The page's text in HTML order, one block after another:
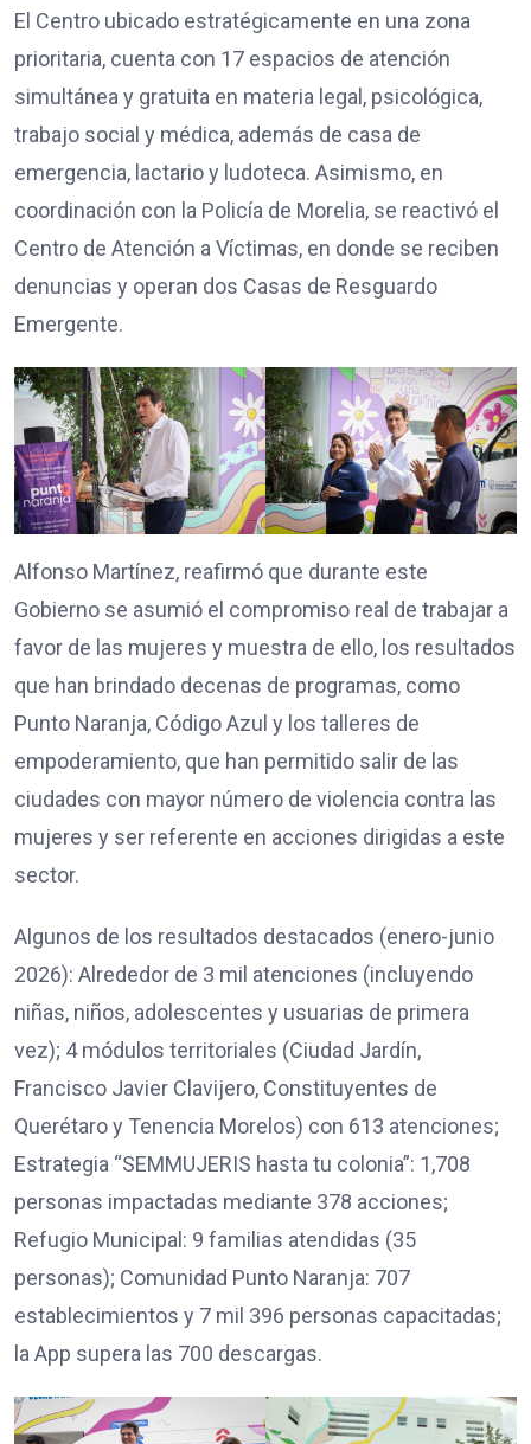
El Centro ubicado estratégicamente en una zona
prioritaria, cuenta con 17 espacios de atención
simultánea y gratuita en materia legal, psicológica,
trabajo social y médica, además de casa de
emergencia, lactario y ludoteca. Asimismo, en
coordinación con la Policía de Morelia, se reactivó el
Centro de Atención a Víctimas, en donde se reciben
denuncias y operan dos Casas de Resguardo
Emergente.
Alfonso Martínez, reafirmó que durante este
Gobierno se asumió el compromiso real de trabajar a
favor de las mujeres y muestra de ello, los resultados
que han brindado decenas de programas, como
Punto Naranja, Código Azul y los talleres de
empoderamiento, que han permitido salir de las
ciudades con mayor número de violencia contra las
mujeres y ser referente en acciones dirigidas a este
sector.
Algunos de los resultados destacados (enero-junio
2026): Alrededor de 3 mil atenciones (incluyendo
niñas, niños, adolescentes y usuarias de primera
vez); 4 módulos territoriales (Ciudad Jardín,
Francisco Javier Clavijero, Constituyentes de
Querétaro y Tenencia Morelos) con 613 atenciones;
Estrategia “SEMMUJERIS hasta tu colonia”: 1,708
personas impactadas mediante 378 acciones;
Refugio Municipal: 9 familias atendidas (35
personas); Comunidad Punto Naranja: 707
establecimientos y 7 mil 396 personas capacitadas;
la App supera las 700 descargas.